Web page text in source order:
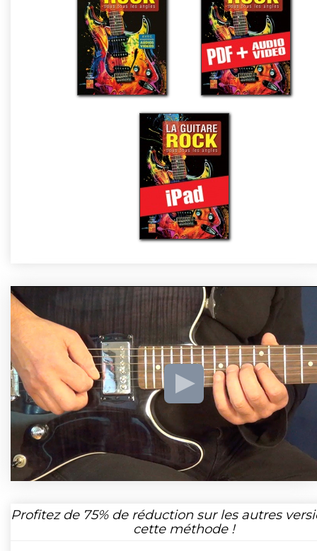
Profitez de 75%de réduction sur les autres
cette méthode !